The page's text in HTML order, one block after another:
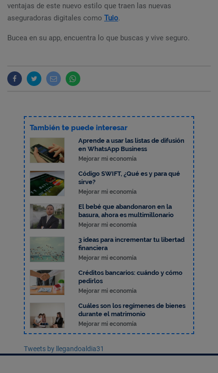
ventajas de este nuevo estilo que traen las nuevas
aseguradoras digitales como Tuio.
Bucea en su app, encuentra lo que buscas y vive seguro.
También te puede interesar
Aprende a usar las listas de difusión
en WhatsApp Business
Mejorar mi economía
Código SWIFT, ¿Qué es y para qué
sirve?
Mejorar mi economía
El bebé que abandonaron en la
basura, ahora es multimillonario
Mejorar mi economía
3 ideas para incrementar tu libertad
financiera
Mejorar mi economía
Créditos bancarios: cuándo y cómo
pedirlos
Mejorar mi economía
Cuáles son los regímenes de bienes
durante el matrimonio
Mejorar mi economía
Tweets by llegandoaldia31